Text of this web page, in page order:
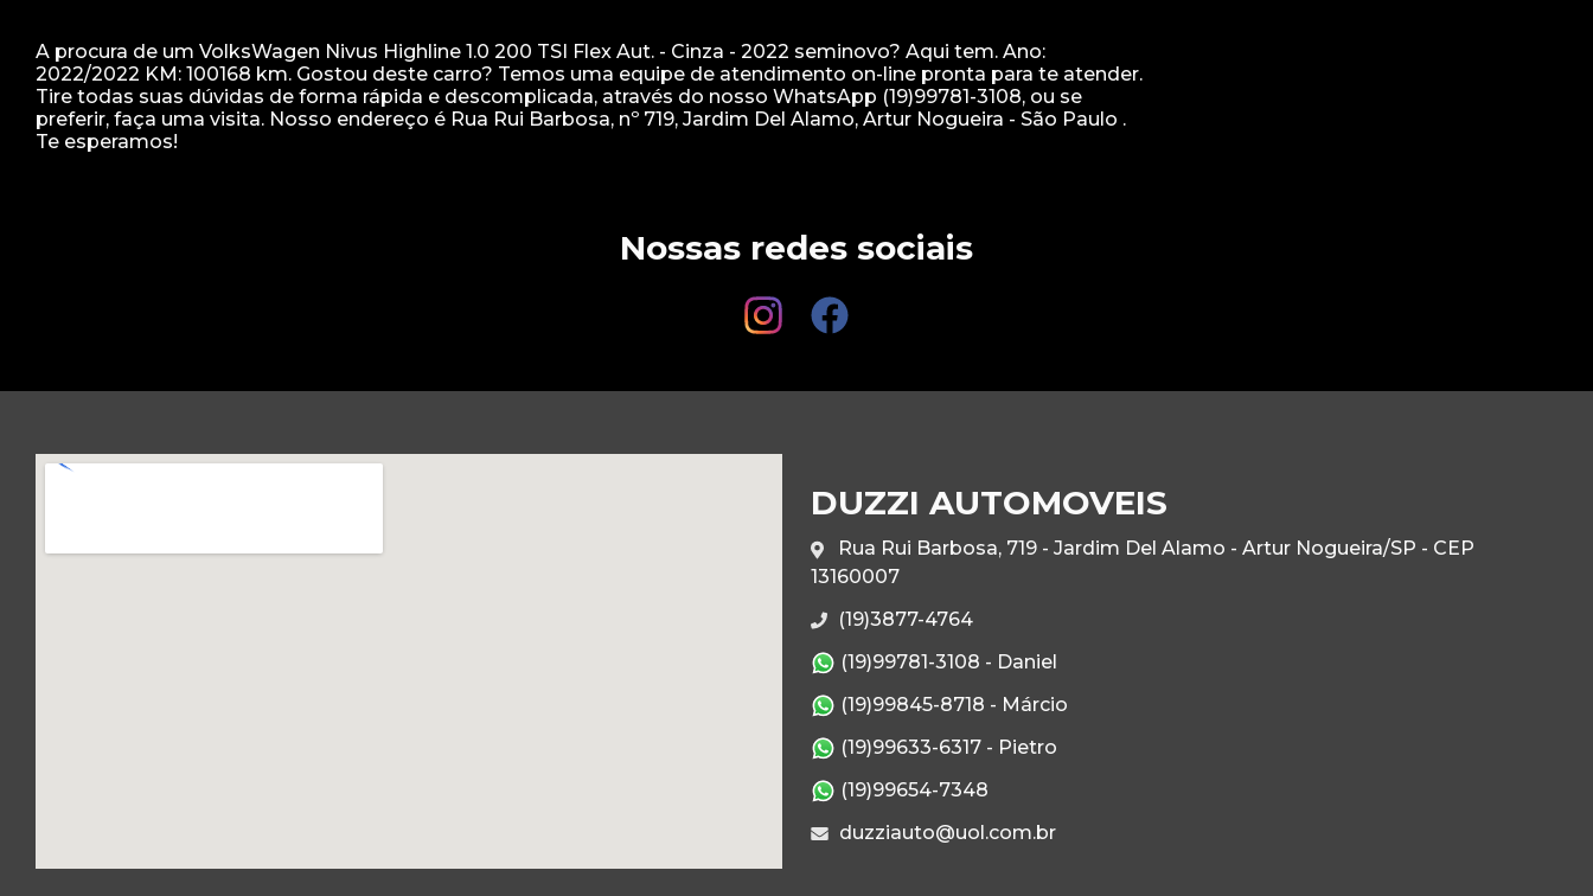
A procura de um VolksWagen Nivus Highline 1.0 200 TSI Flex Aut. - Cinza - 2022 seminovo? Aqui tem. Ano:
2022/2022 KM: 100168 km. Gostou deste carro? Temos uma equipe de atendimento on-line pronta para te atender.
Tire todas suas dúvidas de forma rápida e descomplicada, através do nosso WhatsApp (19)99781-3108, ou se
preferir, faça uma visita. Nosso endereço é Rua Rui Barbosa, nº 719, Jardim Del Alamo, Artur Nogueira - São Paulo .
Nossas redes sociais
DUZZI AUTOMOVEIS
Rua Rui Barbosa, 719 - Jardim Del Alamo - Artur Nogueira/SP - CEP
13160007
(19)3877-4764
(19)99781-3108 - Daniel
(19)99845-8718 - Márcio
(19)99633-6317 - Pietro
(19)99654-7348
duzziauto@uol.com.br